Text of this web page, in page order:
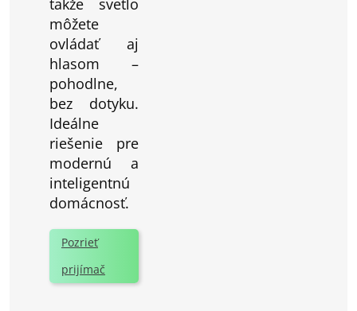
môžete
ovládať aj
hlasom –
pohodlne,
bez dotyku.
Ideálne
riešenie pre
modernú a
inteligentnú
domácnosť.
Pozrieť
prijímač